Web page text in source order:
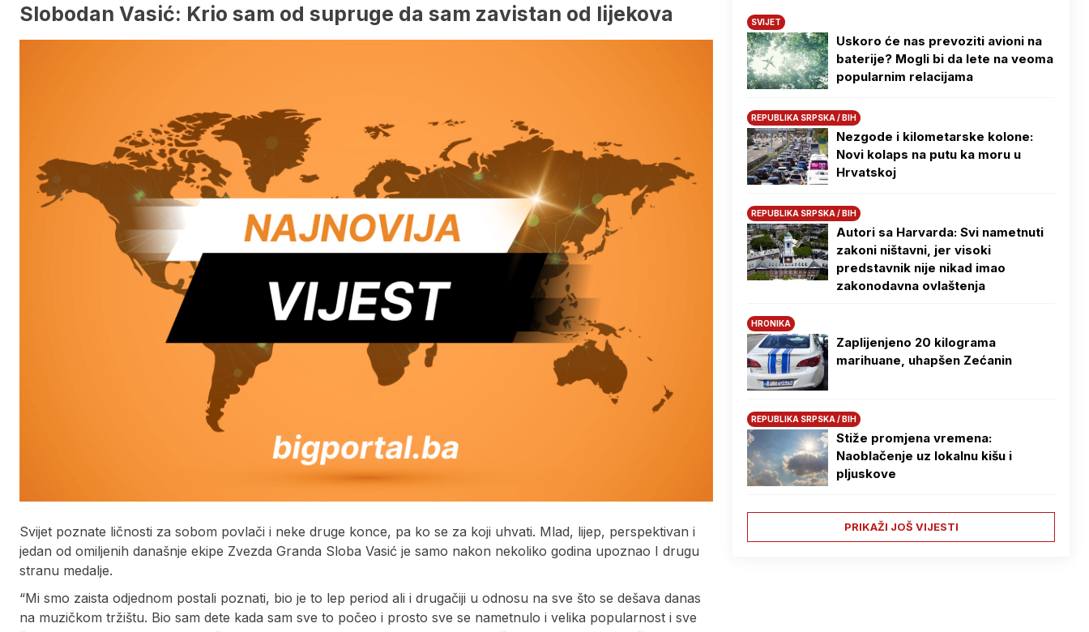
Slobodan Vasić: Krio sam od supruge da sam zavistan od lijekova
Svijet poznate ličnosti za sobom povlači i neke druge konce, pa ko se za koji uhvati. Mlad, lijep, perspektivan i
jedan od omiljenih današnje ekipe Zvezda Granda Sloba Vasić je samo nakon nekoliko godina upoznao I drugu
stranu medalje.
“Mi smo zaista odjednom postali poznati, bio je to lep period ali i drugačiji u odnosu na sve što se dešava danas
na muzičkom tržištu. Bio sam dete kada sam sve to počeo i prosto sve se nametnulo i velika popularnost i sve
SVIJET
Uskoro će nas prevoziti avioni na
baterije? Mogli bi da lete na veoma
popularnim relacijama
REPUBLIKA SRPSKA / BIH
Nezgode i kilometarske kolone:
Novi kolaps na putu ka moru u
Hrvatskoj
REPUBLIKA SRPSKA / BIH
Autori sa Harvarda: Svi nametnuti
zakoni ništavni, jer visoki
predstavnik nije nikad imao
zakonodavna ovlaštenja
HRONIKA
Zaplijenjeno 20 kilograma
marihuane, uhapšen Zećanin
REPUBLIKA SRPSKA / BIH
Stiže promjena vremena:
Naoblačenje uz lokalnu kišu i
pljuskove
PRIKAŽI JOŠ VIJESTI